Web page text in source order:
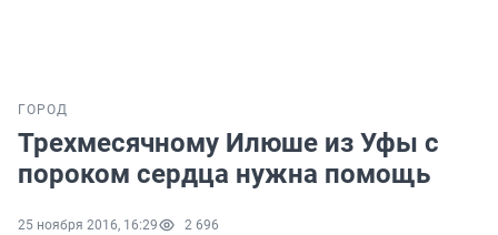
ГОРОД
Трехмесячному Илюше из Уфы с
пороком сердца нужна помощь
25 ноября 2016, 16:29 2 696